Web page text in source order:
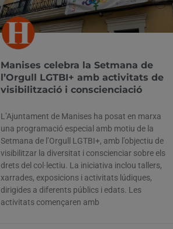
Manises celebra la Setmana de
l’Orgull LGTBI+ amb activitats de
visibilització i conscienciació
L’Ajuntament de Manises ha posat en marxa
una programació especial amb motiu de la
Setmana de l’Orgull LGTBI+, amb l’objectiu de
visibilitzar la diversitat i conscienciar sobre els
drets del col·lectiu. La iniciativa inclou tallers,
xarrades, exposicions i activitats lúdiques,
dirigides a diferents públics i edats. Les
activitats començaren amb